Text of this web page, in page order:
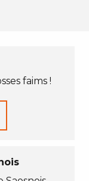
faims !